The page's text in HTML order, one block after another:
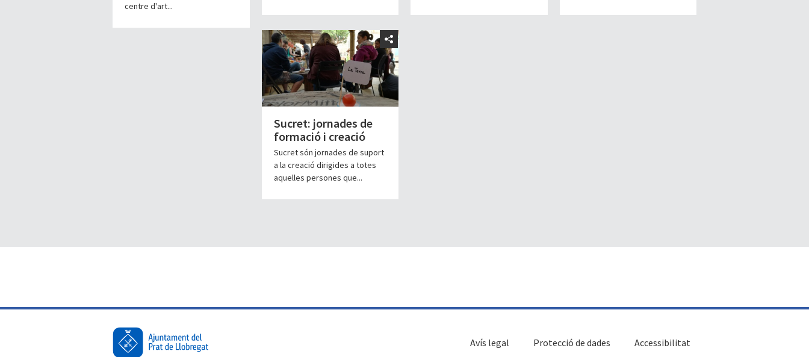
centre d'art...
Sucret: jornades de
formació i creació
Sucret són jornades de suport
a la creació dirigides a totes
aquelles persones que...
Accessibilitat
Protecció de dades
Avís legal